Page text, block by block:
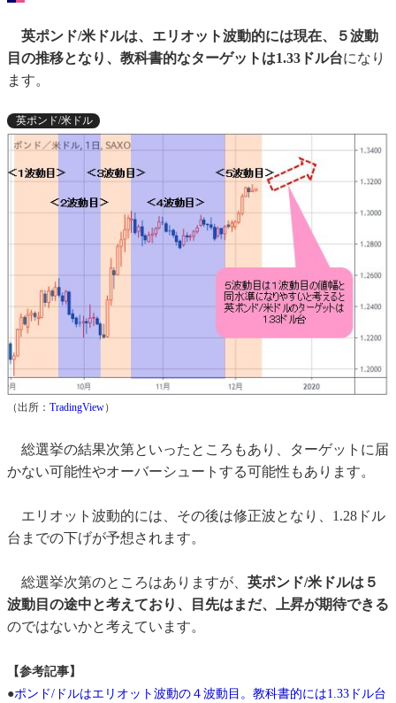
英ポンド/米ドルは、エリオット波動的には現在、５波動
目の推移となり、教科書的なターゲットは1.33ドル台になり
ます。
英ポンド/米ドル
（出所： TradingView）
総選挙の結果次第といったところもあり、ターゲットに届
かない可能性やオーバーシュートする可能性もあります。
エリオット波動的には、その後は修正波となり、1.28ドル
台までの下げが予想されます。
総選挙次第のところはありますが、 英ポンド/米ドルは５
波動目の途中と考えており、目先はまだ、上昇が期待できる
のではないかと考えています。
【参考記事】
●ポンド/ドルはエリオット波動の４波動目。教科書的には1.33ドル台